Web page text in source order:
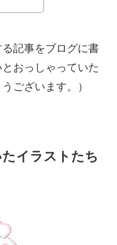
る記事をブログに書
おっしゃっていた
ございます。）
イラストたち